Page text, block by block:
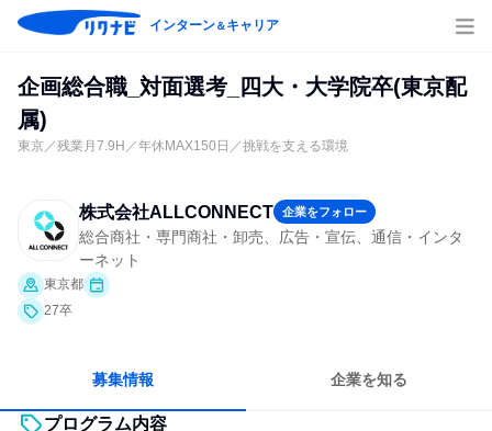
インターン＆キャリア
企画総合職_対面選考_四大・大学院卒(東京配
属)
東京／残業月7.9H／年休MAX150日／挑戦を支える環境
株式会社ALLCONNECT 企業をフォロー
総合商社・専門商社・卸売、広告・宣伝、通信・インタ
ーネット
東京都
27卒
募集情報 企業を知る
プログラム内容